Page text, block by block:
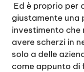
Ed è proprio per
giustamente una
investimento
avere scherzi in
solo a delle
come appunto di